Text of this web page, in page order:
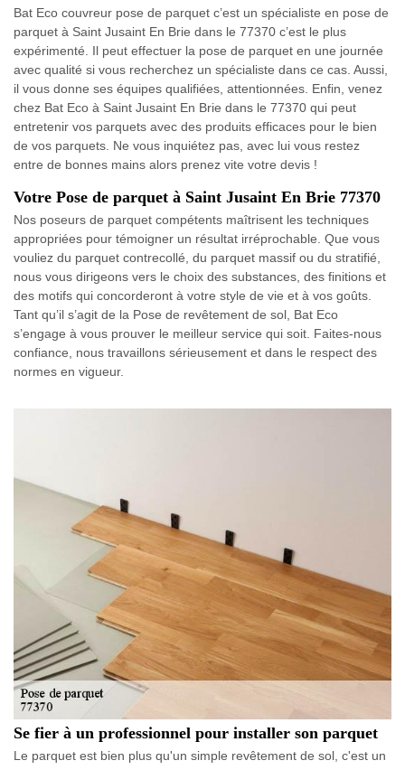
Bat Eco couvreur pose de parquet c’est un spécialiste en pose de
parquet à Saint Jusaint En Brie dans le 77370 c’est le plus
expérimenté. Il peut effectuer la pose de parquet en une journée
avec qualité si vous recherchez un spécialiste dans ce cas. Aussi,
il vous donne ses équipes qualifiées, attentionnées. Enfin, venez
chez Bat Eco à Saint Jusaint En Brie dans le 77370 qui peut
entretenir vos parquets avec des produits efficaces pour le bien
de vos parquets. Ne vous inquiétez pas, avec lui vous restez
entre de bonnes mains alors prenez vite votre devis !
Votre Pose de parquet à Saint Jusaint En Brie 77370
Nos poseurs de parquet compétents maîtrisent les techniques
appropriées pour témoigner un résultat irréprochable. Que vous
vouliez du parquet contrecollé, du parquet massif ou du stratifié,
nous vous dirigeons vers le choix des substances, des finitions et
des motifs qui concorderont à votre style de vie et à vos goûts.
Tant qu’il s’agit de la Pose de revêtement de sol, Bat Eco
s’engage à vous prouver le meilleur service qui soit. Faites-nous
confiance, nous travaillons sérieusement et dans le respect des
normes en vigueur.
Se fier à un professionnel pour installer son parquet
Le parquet est bien plus qu'un simple revêtement de sol, c'est un